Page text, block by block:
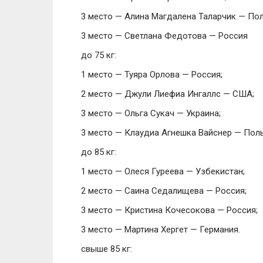
3 место — Алина Магдалена Таларчик —
3 место — Светлана Федотова — Россия
до 75 кг:
1 место — Туяра Орлова — Россия;
2 место — Джули Лиефиа Ингаллс — США;
3 место — Ольга Сукач — Украина;
3 место — Клаудиа Агнешка Вайснер —
до 85 кг:
1 место — Олеся Гуреева — Узбекистан;
2 место — Саина Седалищева — Россия;
3 место — Кристина Кочесокова — Россия;
3 место — Мартина Хергет — Германия.
свыше 85 кг: